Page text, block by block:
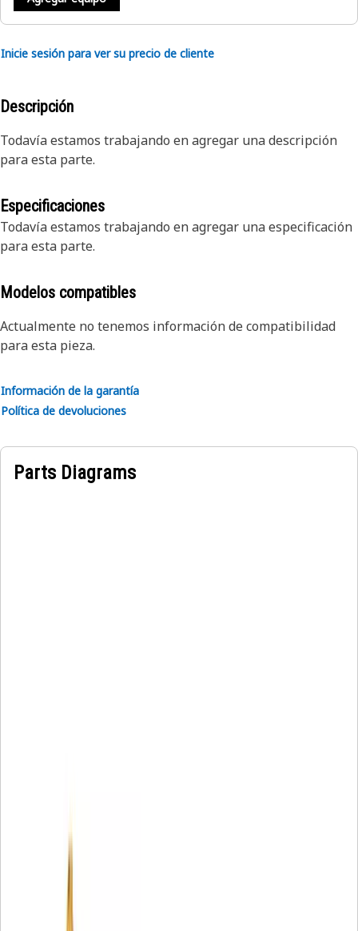
Inicie sesión para ver su precio de cliente
Descripción
Todavía estamos trabajando en agregar una descripción
para esta parte.
Especificaciones
Todavía estamos trabajando en agregar una especificación
para esta parte.
Modelos compatibles
Actualmente no tenemos información de compatibilidad
para esta pieza.
Información de la garantía
Política de devoluciones
Parts Diagrams